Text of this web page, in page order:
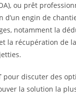
ou prêt
d’un engin de
notamment la
la récupération de
pour discuter des
la solution la